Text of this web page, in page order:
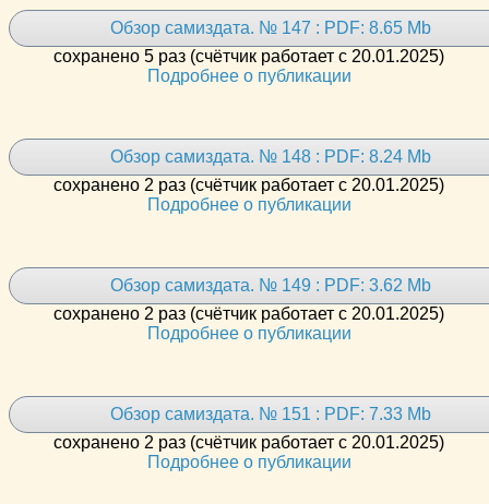
Обзор самиздата. № 147 : PDF: 8.65 Mb
сохранено 5 раз (счётчик работает с 20.01.2025)
Подробнее о публикации
Обзор самиздата. № 148 : PDF: 8.24 Mb
сохранено 2 раз (счётчик работает с 20.01.2025)
Подробнее о публикации
Обзор самиздата. № 149 : PDF: 3.62 Mb
сохранено 2 раз (счётчик работает с 20.01.2025)
Подробнее о публикации
Обзор самиздата. № 151 : PDF: 7.33 Mb
сохранено 2 раз (счётчик работает с 20.01.2025)
Подробнее о публикации